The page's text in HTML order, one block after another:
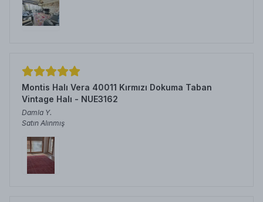
Montis Halı Vera 40011 Kırmızı Dokuma Taban
Vintage Halı - NUE3162
Damla Y.
Satın Alınmış